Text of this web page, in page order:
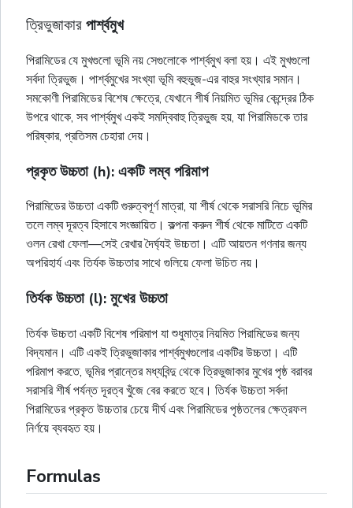
ত্রিভুজাকারপার্শ্বমুখ
পিরামিডের যে মুখগুলো ভূমি নয় সেগুলোকে পার্শ্বমুখ বলা হয়। এই মুখগুলো
সর্বদাত্রিভুজ । পার্শ্বমুখের সংখ্যা ভূমিবহুভুজ-এর বাহুর সংখ্যার সমান।
সমকোণী পিরামিডের বিশেষ ক্ষেত্রে, যেখানে শীর্ষ নিয়মিত ভূমির কেন্দ্রের ঠিক
উপরে থাকে, সব পার্শ্বমুখ একই সমদ্বিবাহুত্রিভুজহয়, যা পিরামিডকে তার
পরিষ্কার, প্রতিসম চেহারা দেয়।
প্রকৃত উচ্চতা (h): একটি লম্ব পরিমাপ
পিরামিডের উচ্চতা একটি গুরুত্বপূর্ণ মাত্রা, যা শীর্ষ থেকে সরাসরি নিচে ভূমির
তলে লম্ব দূরত্ব হিসাবে সংজ্ঞায়িত। কল্পনা করুন শীর্ষ থেকে মাটিতে একটি
ওলন রেখা ফেলা—সেই রেখার দৈর্ঘ্যই উচ্চতা। এটি আয়তন গণনার জন্য
অপরিহার্য এবং তির্যক উচ্চতার সাথে গুলিয়ে ফেলা উচিত নয়।
তির্যক উচ্চতা (l): মুখের উচ্চতা
তির্যক উচ্চতা একটি বিশেষ পরিমাপ যা শুধুমাত্র নিয়মিত পিরামিডের জন্য
বিদ্যমান। এটি একইত্রিভুজাকারপার্শ্বমুখগুলোর একটির উচ্চতা। এটি
পরিমাপ করতে, ভূমির প্রান্তের মধ্যবিন্দু থেকেত্রিভুজাকারমুখের পৃষ্ঠ বরাবর
সরাসরি শীর্ষ পর্যন্ত দূরত্ব খুঁজে বের করতে হবে। তির্যক উচ্চতা সর্বদা
পিরামিডের প্রকৃত উচ্চতার চেয়ে দীর্ঘ এবং পিরামিডের পৃষ্ঠতলের ক্ষেত্রফল
নির্ণয়ে ব্যবহৃত হয়।
Formulas